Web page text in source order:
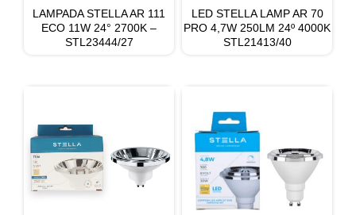
LAMPADA STELLA AR 111
ECO 11W 24° 2700K –
STL23444/27
LED STELLA LAMP AR 70
PRO 4,7W 250LM 24º 4000K
STL21413/40